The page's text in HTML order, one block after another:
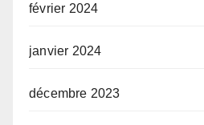
février 2024
janvier 2024
décembre 2023